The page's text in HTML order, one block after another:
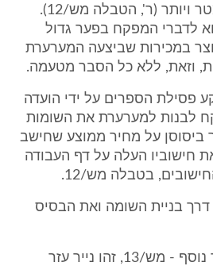
התקינות, לכ-15 ₪ למטר ויותר (ר', הטבלה מש/12).
לדברי המפקח בפער גדול
במכירות שביצעה המערערת
וזאת, ללא כל הסבר מטעמה.
פסילת הספרים על ידי הועדה
לבנות למערערת את השומות
ביסוסן על מחיר ממוצע שחישב
חישוביו העלה על דף העבודה
בניית השומה ואת הבסיס
"... אתה מציג לי מסמך נוסף - מש/13, זהו נייר עזר